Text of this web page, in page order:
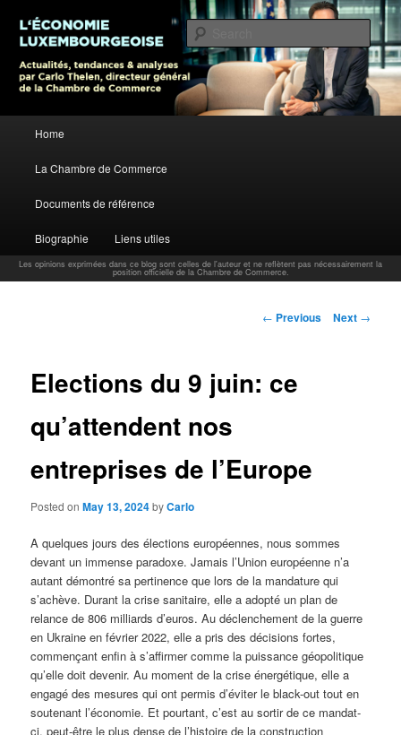
Carlo Thelen Blog
L’économie luxembourgeoise : Actualités, tendances et analyses par Carlo
Thelen, Directeur Général, Chambre de Commerce
Skip to primary content
Home
La Chambre de Commerce
Documents de référence
Biographie Liens utiles
Les opinions exprimées dans ce blog sont celles de l'auteur et ne reflètent pas nécessairement la
position officielle de la Chambre de Commerce.
Post navigation
← Previous Next →
Elections du 9 juin: ce
qu’attendent nos
entreprises de l’Europe
Posted onMay 13, 2024byCarlo
A quelques jours des élections européennes, nous sommes
devant un immense paradoxe. Jamais l’Union européenne n’a
autant démontré sa pertinence que lors de la mandature qui
s’achève. Durant la crise sanitaire, elle a adopté un plan de
relance de 806 milliards d’euros. Au déclenchement de la guerre
en Ukraine en février 2022, elle a pris des décisions fortes,
commençant enfin à s’affirmer comme la puissance géopolitique
qu’elle doit devenir. Au moment de la crise énergétique, elle a
engagé des mesures qui ont permis d’éviter le black-out tout en
soutenant l’économie. Et pourtant, c’est au sortir de ce mandat-
ci, peut-être le plus dense de l’histoire de la construction